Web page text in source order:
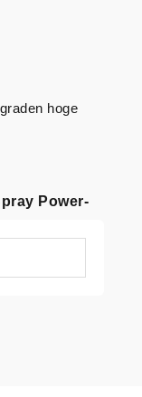
Power-
hoge